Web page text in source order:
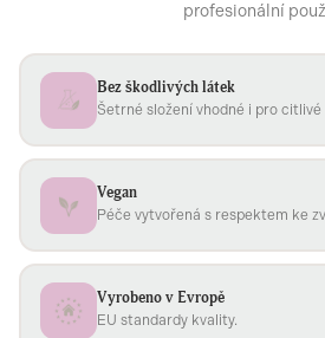
profesionální
Bez škodlivých látek
Šetrné složení vhodné i pro citlivé
Vegan
Péče vytvořená s respektem ke
Vyrobeno v Evropě
EU standardy kvality.